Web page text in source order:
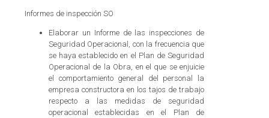
Informes de inspección SO
Elaborar un Informe de las inspecciones de
Seguridad Operacional, con la frecuencia que
se haya establecido en el Plan de Seguridad
Operacional de la Obra, en el que se enjuicie
el comportamiento general del personal la
empresa constructora en los tajos de trabajo
respecto a las medidas de seguridad
operacional establecidas en el Plan de